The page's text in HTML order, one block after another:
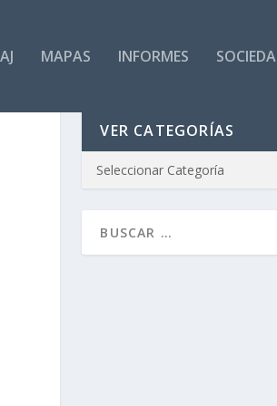
MAPAS INFORMES
VER CATEGORÍAS